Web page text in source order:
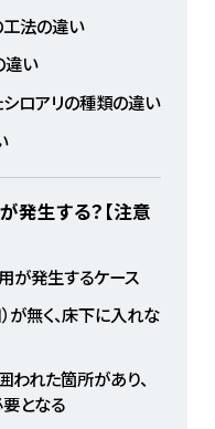
法の違い
違い
ロアリの種類の違い
発生する？【注意
が発生するケース
が無く、床下に入れな
われた箇所があり、
要となる